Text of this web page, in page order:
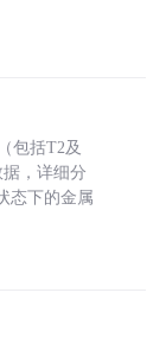
包括T2及
据，详细分
态下的金属